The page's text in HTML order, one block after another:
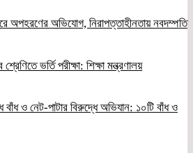
অপহরণের অভিযোগ, নিরাপত্তাহীনতায় নবদম্পতি
ভর্তি পরীক্ষা: শিক্ষা মন্ত্রণালয়
বাঁধ ও নেট-পাটার বিরুদ্ধে অভিযান: ১০টি বাঁধ ও